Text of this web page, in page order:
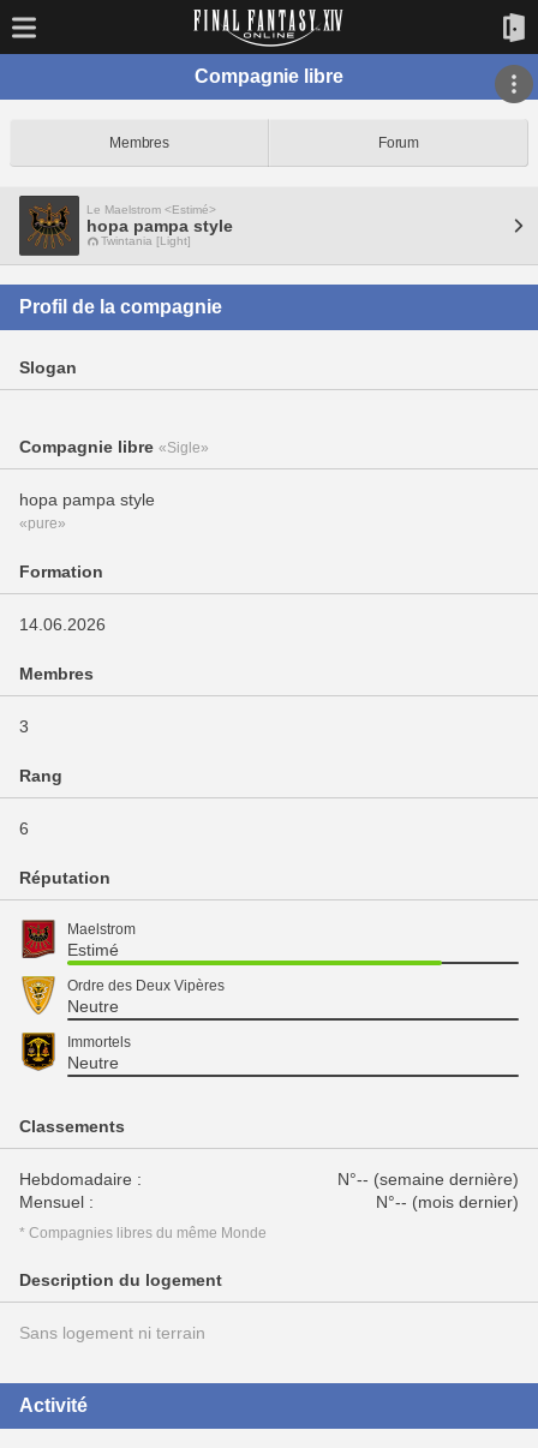
Compagnie libre
Membres Forum
Le Maelstrom <Estimé>
hopa pampa style
Twintania [Light]
Profil de la compagnie
Slogan
Compagnie libre «Sigle»
hopa pampa style
«pure»
Formation
14.06.2026
Membres
3
Rang
6
Réputation
Maelstrom
Estimé
Ordre des Deux Vipères
Neutre
Immortels
Neutre
Classements
Hebdomadaire :
N°-- (semaine dernière)
Mensuel :
N°-- (mois dernier)
* Compagnies libres du même Monde
Description du logement
Sans logement ni terrain
Activité